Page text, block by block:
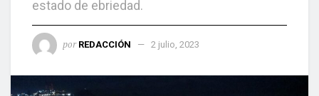
estado de ebriedad.
por REDACCIÓN 2 julio, 2023